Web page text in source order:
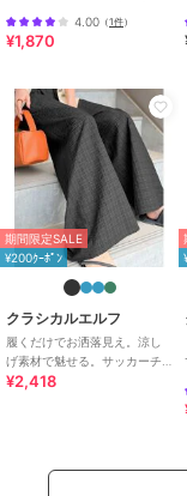
ドカーブパンツ
4.00 （1件）
¥1,870
期間限定SALE
¥200ｸｰﾎﾟﾝ
クラシカルエルフ
履くだけでお洒落見え。涼し
げ素材で魅せる。サッカーチ
ェックタックワイドパンツ
¥2,418